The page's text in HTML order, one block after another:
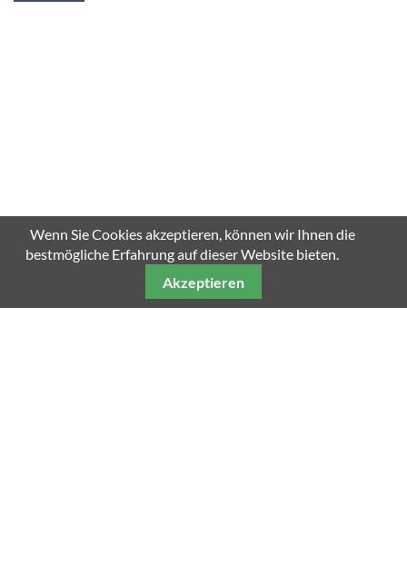
Wenn Sie Cookies akzeptieren, können wir Ihnen die
bestmögliche Erfahrung auf dieser Website bieten.
Akzeptieren